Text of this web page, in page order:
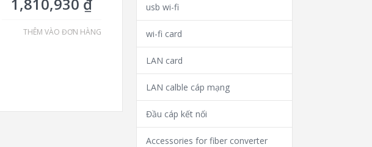
1,810,930 ₫
THÊM VÀO ĐƠN HÀNG
usb wi-fi
wi-fi card
LAN card
LAN calble cáp mạng
Đầu cáp kết nối
Accessories for fiber converter